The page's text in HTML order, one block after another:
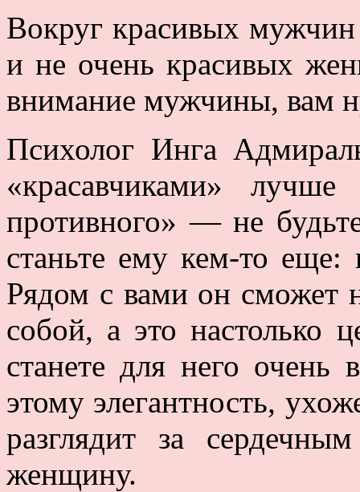
Вокруг красивых
и не очень красивых
внимание мужчины, вам
Психолог Инга
«красавчиками»
противного» — не
станьте ему кем-то
Рядом с вами он сможет
собой, а это настолько
станете для него очень
этому элегантность,
разглядит за
женщину.